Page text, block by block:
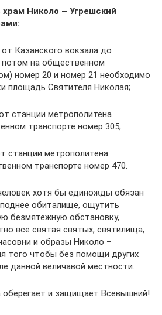
Николо – Угрешский
Казанского вокзала до
на общественном
номер 20 и номер 21 необходимо
площадь Святителя Николая;
станции метрополитена
транспорте номер 305;
станции метрополитена
транспорте номер 470.
хотя бы единожды обязан
обиталище, ощутить
безмятежную обстановку,
все святая святых, святилища,
и образы Николо –
того чтобы без помощи других
данной величавой местности.
оберегает и защищает Всевышний!